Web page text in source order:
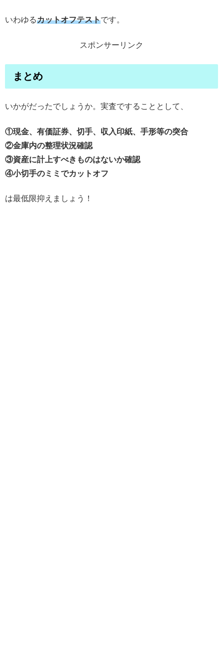
いわゆるカットオフテストです。
スポンサーリンク
まとめ
いかがだったでしょうか。実査ですることとして、
①現金、有価証券、切手、収入印紙、手形等の突合
②金庫内の整理状況確認
③資産に計上すべきものはないか確認
④小切手のミミでカットオフ
は最低限抑えましょう！